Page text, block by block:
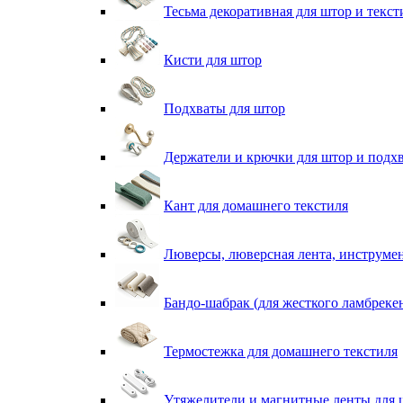
Тесьма декоративная для штор и
Кисти для штор
Подхваты для штор
Держатели и крючки для штор и
Кант для домашнего текстиля
Люверсы, люверсная лента,
Бандо-шабрак (для жесткого
Термостежка для домашнего текстиля
Утяжелители и магнитные ленты для